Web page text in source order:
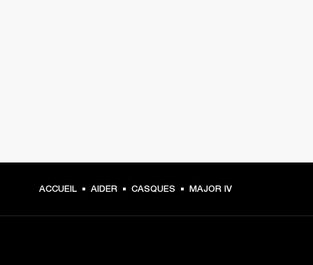
ACCUEIL AIDER CASQUES MAJOR IV